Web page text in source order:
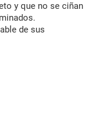
y que no se ciñan
de sus